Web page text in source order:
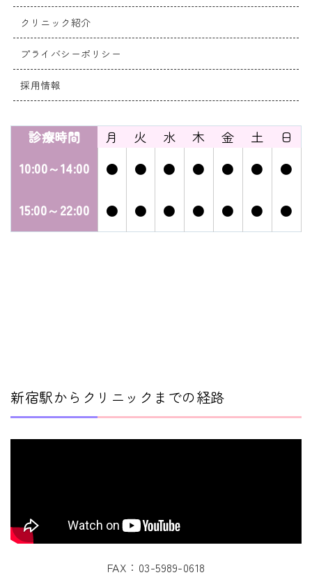
FAX：03-5989-0618
クリニック紹介
プライバシーポリシー
採用情報
診療時間 月 火 水 木 金 土
日
10:00～14:00
● ● ● ● ● ● ●
15:00～22:00 ● ● ● ● ● ● ●
新宿駅からクリニックまでの経路